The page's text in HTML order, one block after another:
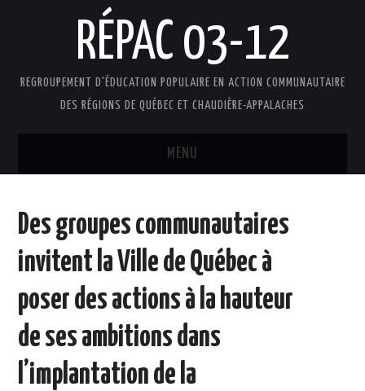
RÉPAC 03-12
REGROUPEMENT D'ÉDUCATION POPULAIRE EN ACTION COMMUNAUTAIRE
DES RÉGIONS DE QUÉBEC ET CHAUDIÈRE-APPALACHES
MENU
PRÉSENTATION
L’ÉDUCATION POPULAIRE AUTONOME
FAIRE UN DON !
Des groupes communautaires
invitent la Ville de Québec à
poser des actions à la hauteur
de ses ambitions dans
l’implantation de la